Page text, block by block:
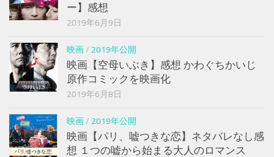
ー】感想
2019年6月9日
映画/ 2019年公開
映画【空母いぶき】感想 かわぐちかいじ
原作コミックを映画化
2019年6月8日
映画/ 2019年公開
映画【パリ、嘘つきな恋】ネタバレなし感
想 １つの嘘から始まる大人のロマンス